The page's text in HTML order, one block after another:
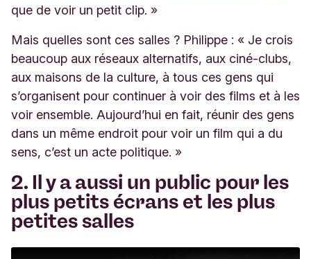
que de voir un petit clip. »
Mais quelles sont ces salles ? Philippe : « Je crois
beaucoup aux réseaux alternatifs, aux ciné-clubs,
aux maisons de la culture, à tous ces gens qui
s’organisent pour continuer à voir des films et à les
voir ensemble. Aujourd’hui en fait, réunir des gens
dans un même endroit pour voir un film qui a du
sens, c’est un acte politique. »
2. Il y a aussi un public pour les
plus petits écrans et les plus
petites salles